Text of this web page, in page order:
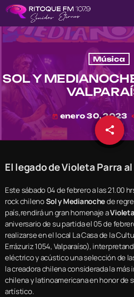
Música
SOL Y
today enero 30, 2023
share
email
El legado de Violeta Parra
Este sábado 04 de febrero a las 21.00
rock chilenoSol y Medianochede
país,rendirá un gran homenaje a
aniversario de su partida el 05 de
realizarse en el local La Casa de la
Errázuriz 1054, Valparaíso),
eléctrico y acústico una selección de
la creadora chilena considerada la
chilena y latinoamericana en honor de
artístico.